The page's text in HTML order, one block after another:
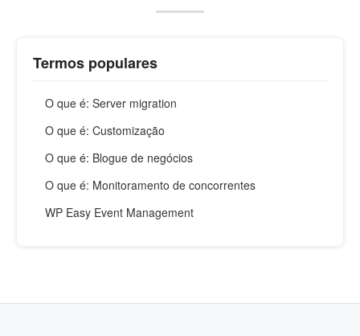
Termos populares
O que é: Server migration
O que é: Customização
O que é: Blogue de negócios
O que é: Monitoramento de concorrentes
WP Easy Event Management